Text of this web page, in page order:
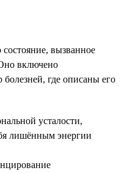
вызванное
включено
где описаны его
усталости,
лишённым энергии